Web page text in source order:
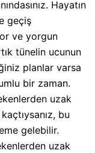
Hayatın
geçiş
ve yorgun
tünelin ucunun
planlar varsa
bir zaman.
uzak
bu
gelebilir.
uzak